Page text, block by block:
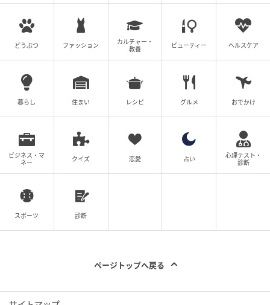
どうぶつ ファッション
カルチャー・
教養
ビューティー ヘルスケア
暮らし 住まい レシピ グルメ おでかけ
ビジネス・マ
ネー
クイズ 恋愛 占い
心理テスト・
診断
スポーツ 診断
ページトップへ戻る